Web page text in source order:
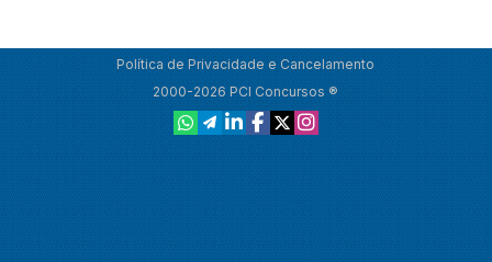
Política de Privacidade e Cancelamento
2000-2026 PCI Concursos ®